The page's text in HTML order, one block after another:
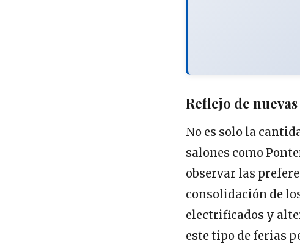
Reflejo de
No es solo la
salones como
observar las
consolidación de
electrificados y
este tipo de ferias